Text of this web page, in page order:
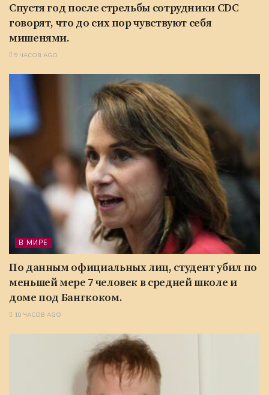
Спустя год после стрельбы сотрудники CDC
говорят, что до сих пор чувствуют себя
мишенями.
9 ЧАСОВ AGO
В МИРЕ
По данным официальных лиц, студент убил по
меньшей мере 7 человек в средней школе и
доме под Бангкоком.
10 ЧАСОВ AGO